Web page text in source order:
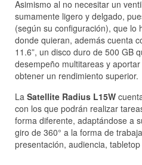
Asimismo al no necesitar un
sumamente ligero y delgado,
(según su configuración), que lo
donde quieran, además cuenta
11.6”, un disco duro de 500 GB
desempeño multitareas y
obtener un rendimiento superior.
La Satellite Radius L15W
con los que podrán realizar
forma diferente, adaptándose a
giro de 360° a la forma de
presentación, audiencia,